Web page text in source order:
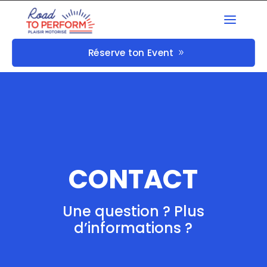
Réserve ton Event
CONTACT
Une question ? Plus
d’informations ?